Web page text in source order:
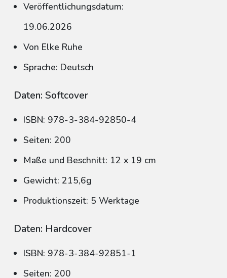
Veröffentlichungsdatum:
19.06.2026
Von Elke Ruhe
Sprache: Deutsch
Daten: Softcover
ISBN: 978-3-384-92850-4
Seiten: 200
Maße und Beschnitt: 12 x 19 cm
Gewicht: 215,6g
Produktionszeit: 5 Werktage
Daten: Hardcover
ISBN: 978-3-384-92851-1
Seiten: 200